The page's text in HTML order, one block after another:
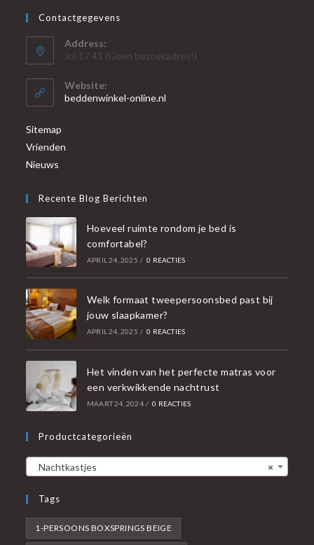
Contactgegevens
Address:
Jol 17 41 (Geen bezoekadres!)
Website:
beddenwinkel-online.nl
Sitemap
Vrienden
Nieuws
Recente Blog Berichten
Hoeveel ruimte rondom je bed is
comfortabel?
APRIL 24, 2025 / 0 REACTIES
Welk formaat tweepersoonsbed past bij
jouw slaapkamer?
APRIL 24, 2025 / 0 REACTIES
Het vinden van het perfecte matras voor
een verkwikkende nachtrust
MAART 24, 2024 / 0 REACTIES
Productcategorieën
×
Nachtkastjes
Tags
1-PERSOONS BOXSPRINGS BEIGE